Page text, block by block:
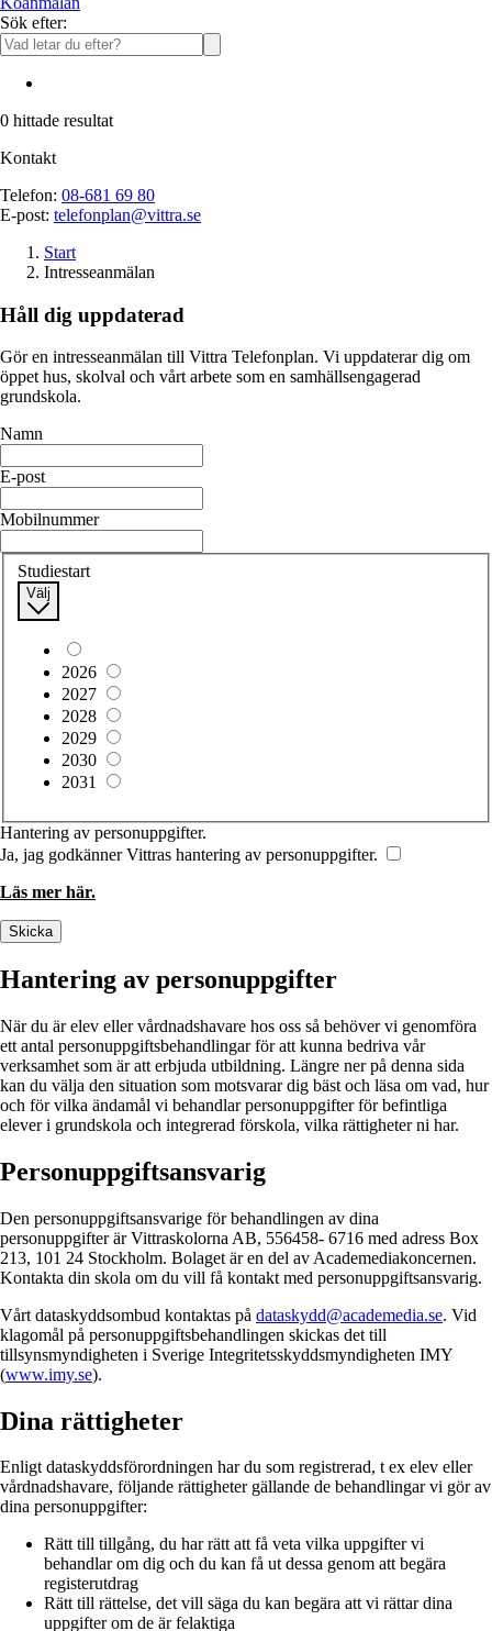
Sök efter:
0 hittade resultat
Kontakt
Telefon: 08-681 69 80
E-post: telefonplan@vittra.se
Start
Intresseanmälan
Håll dig uppdaterad
Gör en intresseanmälan till Vittra Telefonplan. Vi uppdaterar dig om
öppet hus, skolval och vårt arbete som en samhällsengagerad
grundskola.
Namn
E-post
Mobilnummer
Studiestart
Välj
2026
2027
2028
2029
2030
2031
Hantering av personuppgifter.
Ja, jag godkänner Vittras hantering av personuppgifter.
Läs mer här.
Skicka
Hantering av personuppgifter
När du är elev eller vårdnadshavare hos oss så behöver vi genomföra
ett antal personuppgiftsbehandlingar för att kunna bedriva vår
verksamhet som är att erbjuda utbildning. Längre ner på denna sida
kan du välja den situation som motsvarar dig bäst och läsa om vad, hur
och för vilka ändamål vi behandlar personuppgifter för befintliga
elever i grundskola och integrerad förskola, vilka rättigheter ni har.
Personuppgiftsansvarig
Den personuppgiftsansvarige för behandlingen av dina
personuppgifter är Vittraskolorna AB, 556458- 6716 med adress Box
213, 101 24 Stockholm. Bolaget är en del av Academediakoncernen.
Kontakta din skola om du vill få kontakt med personuppgiftsansvarig.
Vårt dataskyddsombud kontaktas på dataskydd@academedia.se. Vid
klagomål på personuppgiftsbehandlingen skickas det till
tillsynsmyndigheten i Sverige Integritetsskyddsmyndigheten IMY
(www.imy.se).
Dina rättigheter
Enligt dataskyddsförordningen har du som registrerad, t ex elev eller
vårdnadshavare, följande rättigheter gällande de behandlingar vi gör av
dina personuppgifter:
Rätt till tillgång, du har rätt att få veta vilka uppgifter vi
behandlar om dig och du kan få ut dessa genom att begära
registerutdrag
Rätt till rättelse, det vill säga du kan begära att vi rättar dina
uppgifter om de är felaktiga